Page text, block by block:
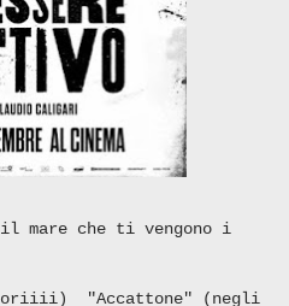
il mare che ti vengono i
"Accattone" (negli